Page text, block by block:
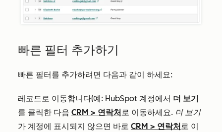
빠른 필터 추가하기
빠른 필터를 추가하려면 다음과 같이 하세요:
레코드로 이동합니다(예: HubSpot 계정에서 더 보기
를 클릭한 다음 CRM > 연락처 로 이동하세요. 더 보기
가 계정에 표시되지 않으면 바로 CRM > 연락처 로 이